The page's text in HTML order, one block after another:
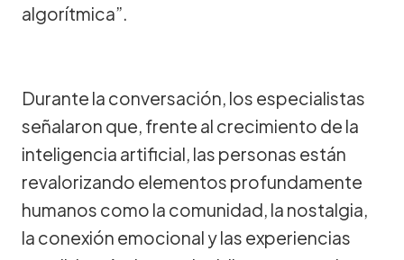
algorítmica”.
Durante la conversación, los especialistas
señalaron que, frente al crecimiento de la
inteligencia artificial, las personas están
revalorizando elementos profundamente
humanos como la comunidad, la nostalgia,
la conexión emocional y las experiencias